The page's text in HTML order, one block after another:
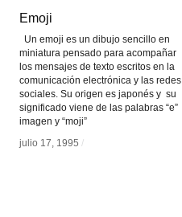
Emoji
Un emoji es un dibujo sencillo en
miniatura pensado para acompañar
los mensajes de texto escritos en la
comunicación electrónica y las redes
sociales. Su origen es japonés y su
significado viene de las palabras “e”
imagen y “moji”
julio 17, 1995 /
Emoji
julio 17, 1995 /